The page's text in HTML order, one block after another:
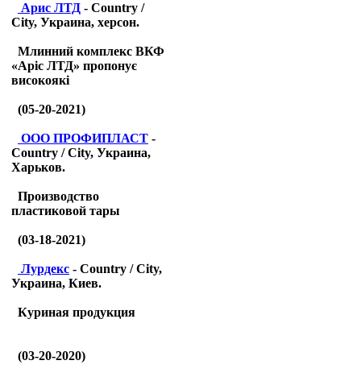
Арис ЛТД - Country /
City, Украина, херсон.
Млинний комплекс ВКФ
«Аріс ЛТД» пропонує
високоякі
(05-20-2021)
ООО ПРОФИПЛАСТ -
Country / City, Украина,
Харьков.
Производство
пластиковой тары
(03-18-2021)
Лурдекс - Country / City,
Украина, Киев.
Куриная продукция
(03-20-2020)